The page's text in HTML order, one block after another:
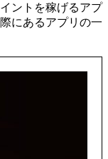
ントを稼げるアプ
にあるアプリの一